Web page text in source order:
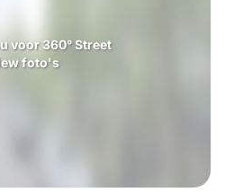
voor 360° Street
foto's